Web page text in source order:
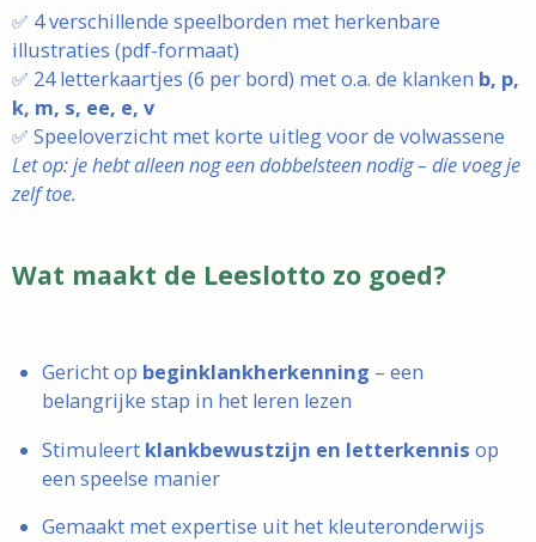
✅ 4 verschillende speelborden met herkenbare
illustraties (pdf-formaat)
✅ 24 letterkaartjes (6 per bord) met o.a. de klanken b, p,
k, m, s, ee, e, v
✅ Speeloverzicht met korte uitleg voor de volwassene
Let op: je hebt alleen nog een dobbelsteen nodig – die voeg je
zelf toe.
Wat maakt de Leeslotto zo goed?
Gericht op beginklankherkenning – een
belangrijke stap in het leren lezen
Stimuleert klankbewustzijn en letterkennis op
een speelse manier
Gemaakt met expertise uit het kleuteronderwijs